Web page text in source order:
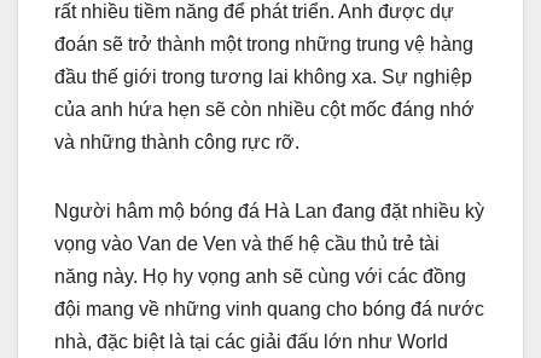
rất nhiều tiềm năng để phát triển. Anh được dự
đoán sẽ trở thành một trong những trung vệ hàng
đầu thế giới trong tương lai không xa. Sự nghiệp
của anh hứa hẹn sẽ còn nhiều cột mốc đáng nhớ
và những thành công rực rỡ.
Người hâm mộ bóng đá Hà Lan đang đặt nhiều kỳ
vọng vào Van de Ven và thế hệ cầu thủ trẻ tài
năng này. Họ hy vọng anh sẽ cùng với các đồng
đội mang về những vinh quang cho bóng đá nước
nhà, đặc biệt là tại các giải đấu lớn như World